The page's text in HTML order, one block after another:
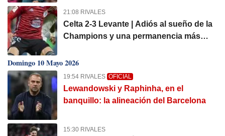
21:08 RIVALES
Celta 2-3 Levante | Adiós al sueño de la
Champions y una permanencia más
Domingo 10 Mayo 2026
19:54 RIVALES OFICIAL
Lewandowski y Raphinha, en el
banquillo: la alineación del Barcelona
15:30 RIVALES